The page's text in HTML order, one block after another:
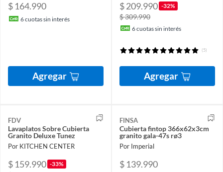
$ 164.990
6cuotas sin interés
Agregar
$ 209.990 -32%
$ 309.990
6cuotas sin interés
(5)
Agregar
FDV
Lavaplatos Sobre Cubierta
Granito Deluxe Tunez
Por KITCHEN CENTER
$ 159.990 -33%
FINSA
Cubierta fintop 366x62x3cm
granito gala-47s rø3
Por Imperial
$ 139.990